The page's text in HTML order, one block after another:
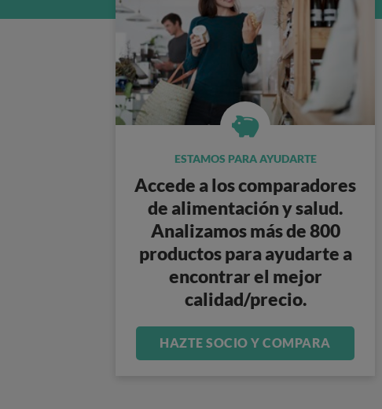
ESTAMOS PARA AYUDARTE
Accede a loscomparadores
de alimentación y salud.
Analizamosmás de 800
productospara ayudarte a
encontrar el mejor
calidad/precio.
HAZTE SOCIO Y COMPARA